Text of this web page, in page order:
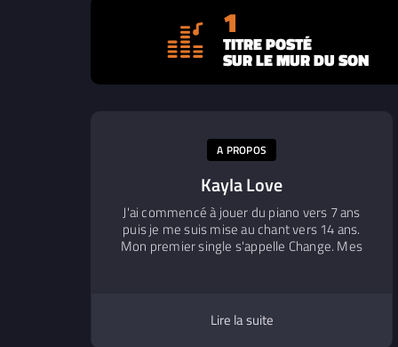
1
TITRE POSTÉ
SUR LE MUR DU SON
A PROPOS
Kayla Love
J'ai commencé à jouer du piano vers 7 ans
puis je me suis mise au chant vers 14 ans.
Mon premier single s'appelle Change. Mes
Lire la suite